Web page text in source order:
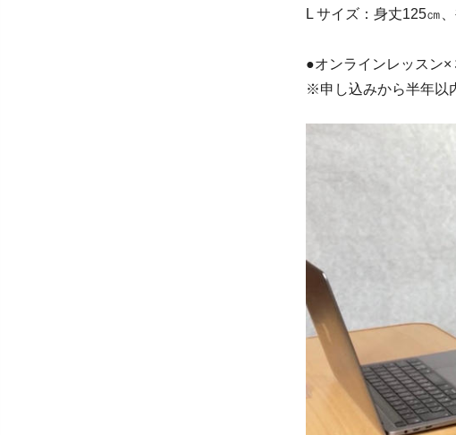
L サイズ：身丈125㎝
●オンラインレッスン×
※申し込みから半年以